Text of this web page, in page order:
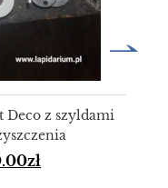
Deco z szyldami
zł